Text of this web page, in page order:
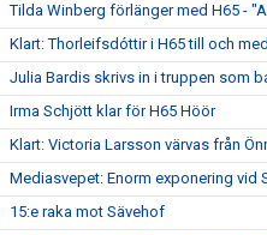
Tilda Winberg förlänger med H65 -
Klart: Thorleifsdóttir i H65 till och
Julia Bardis skrivs in i truppen som
Irma Schjött klar för H65 Höör
Klart: Victoria Larsson värvas från
Mediasvepet: Enorm exponering vid
15:e raka mot Sävehof